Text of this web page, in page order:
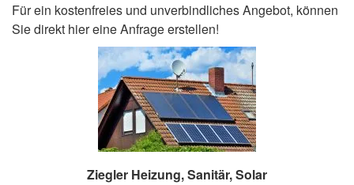
Für ein kostenfreies und unverbindliches Angebot, können
Sie direkt hier eine Anfrage erstellen!
Ziegler Heizung, Sanitär, Solar